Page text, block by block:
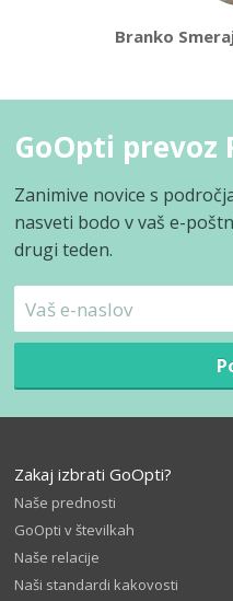
Branko
GoOpti prevoz
Zanimive novice s
nasveti bodo v vaš e-
drugi teden.
Zakaj izbrati GoOpti?
Naše prednosti
GoOpti v številkah
Naše relacije
Naši standardi kakovosti